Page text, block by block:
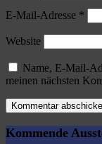
E-Mail-Adresse *
Website
Name, E-Mail-
meinen nächsten
Kommende